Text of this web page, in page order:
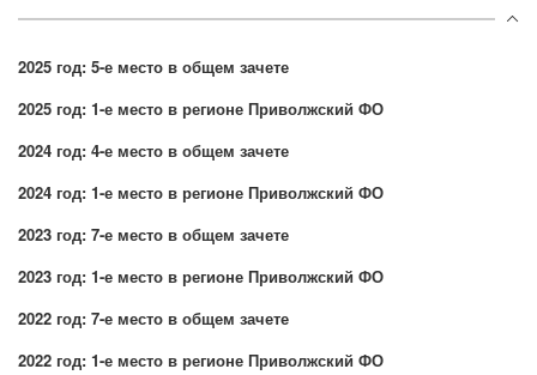
2025 год: 5-е место в общем зачете
2025 год: 1-е место в регионе Приволжский ФО
2024 год: 4-е место в общем зачете
2024 год: 1-е место в регионе Приволжский ФО
2023 год: 7-е место в общем зачете
2023 год: 1-е место в регионе Приволжский ФО
2022 год: 7-е место в общем зачете
2022 год: 1-е место в регионе Приволжский ФО